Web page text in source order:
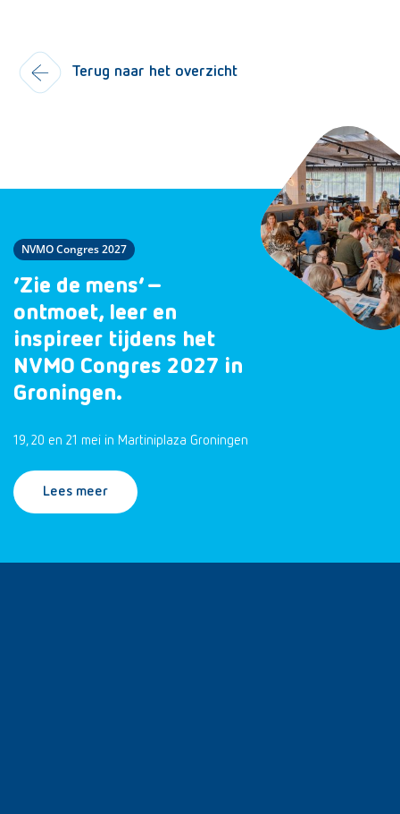
Terug naar het overzicht
NVMO Congres 2027
‘Zie de mens’ –
ontmoet, leer en
inspireer tijdens het
NVMO Congres 2027 in
Groningen.
19, 20 en 21 mei in Martiniplaza Groningen
Lees meer